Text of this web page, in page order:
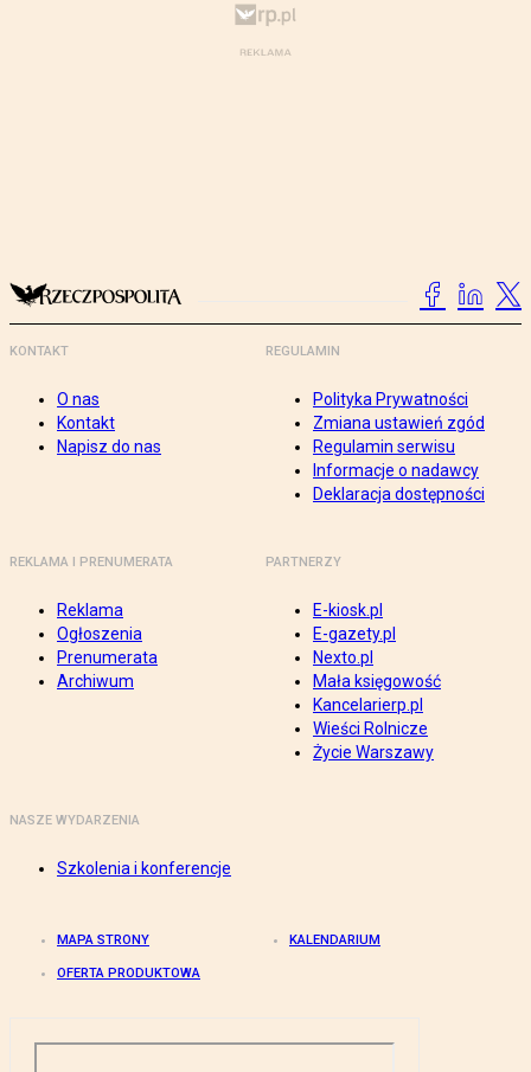
KONTAKT
O nas
Kontakt
Napisz do nas
REGULAMIN
Polityka Prywatności
Zmiana ustawień zgód
Regulamin serwisu
Informacje o nadawcy
Deklaracja dostępności
REKLAMA I PRENUMERATA
Reklama
Ogłoszenia
Prenumerata
Archiwum
PARTNERZY
E-kiosk.pl
E-gazety.pl
Nexto.pl
Mała księgowość
Kancelarierp.pl
Wieści Rolnicze
Życie Warszawy
NASZE WYDARZENIA
Szkolenia i konferencje
MAPA STRONY KALENDARIUM
OFERTA PRODUKTOWA